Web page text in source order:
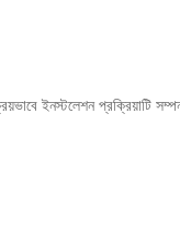
ইনস্টলেশন